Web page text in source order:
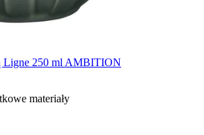
Ligne 250 ml AMBITION
materiały